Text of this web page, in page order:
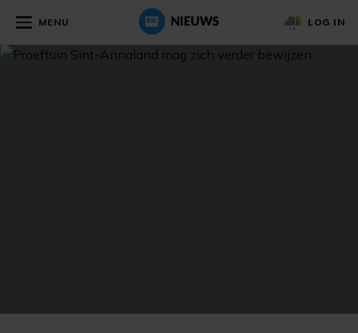
MENU LOG IN